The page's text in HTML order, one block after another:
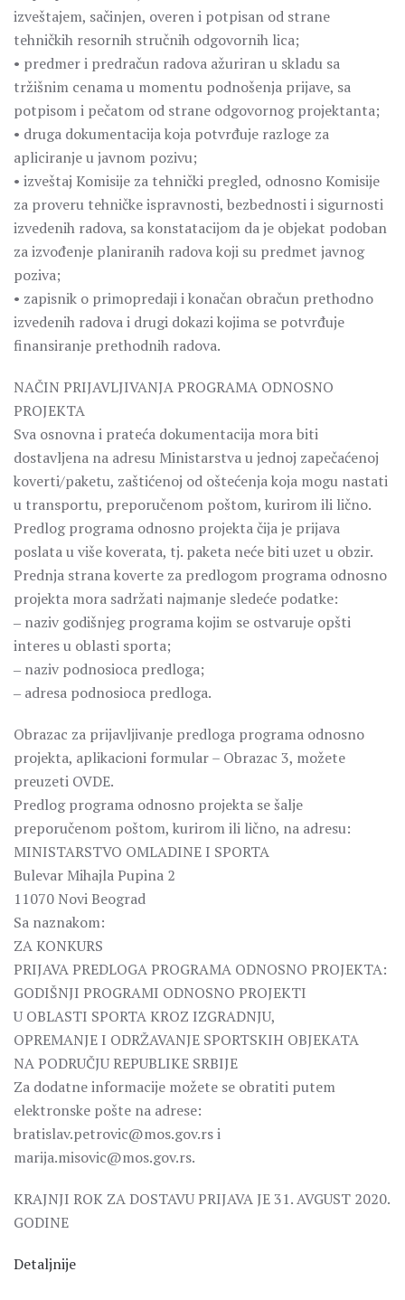
izveštajem, sačinjen, overen i potpisan od strane
tehničkih resornih stručnih odgovornih lica;
• predmer i predračun radova ažuriran u skladu sa
tržišnim cenama u momentu podnošenja prijave, sa
potpisom i pečatom od strane odgovornog projektanta;
• druga dokumentacija koja potvrđuje razloge za
apliciranje u javnom pozivu;
• izveštaj Komisije za tehnički pregled, odnosno Komisije
za proveru tehničke ispravnosti, bezbednosti i sigurnosti
izvedenih radova, sa konstatacijom da je objekat podoban
za izvođenje planiranih radova koji su predmet javnog
poziva;
• zapisnik o primopredaji i konačan obračun prethodno
izvedenih radova i drugi dokazi kojima se potvrđuje
finansiranje prethodnih radova.
NAČIN PRIJAVLJIVANJA PROGRAMA ODNOSNO
PROJEKTA
Sva osnovna i prateća dokumentacija mora biti
dostavljena na adresu Ministarstva u jednoj zapečaćenoj
koverti/paketu, zaštićenoj od oštećenja koja mogu nastati
u transportu, preporučenom poštom, kurirom ili lično.
Predlog programa odnosno projekta čija je prijava
poslata u više koverata, tj. paketa neće biti uzet u obzir.
Prednja strana koverte za predlogom programa odnosno
projekta mora sadržati najmanje sledeće podatke:
‒ naziv godišnjeg programa kojim se ostvaruje opšti
interes u oblasti sporta;
‒ naziv podnosioca predloga;
‒ adresa podnosioca predloga.
Obrazac za prijavljivanje predloga programa odnosno
projekta, aplikacioni formular – Obrazac 3, možete
preuzeti OVDE.
Predlog programa odnosno projekta se šalje
preporučenom poštom, kurirom ili lično, na adresu:
MINISTARSTVO OMLADINE I SPORTA
Bulevar Mihajla Pupina 2
11070 Novi Beograd
Sa naznakom:
ZA KONKURS
PRIJAVA PREDLOGA PROGRAMA ODNOSNO PROJEKTA:
GODIŠNJI PROGRAMI ODNOSNO PROJEKTI
U OBLASTI SPORTA KROZ IZGRADNJU,
OPREMANJE I ODRŽAVANJE SPORTSKIH OBJEKATA
NA PODRUČJU REPUBLIKE SRBIJE
Za dodatne informacije možete se obratiti putem
elektronske pošte na adrese:
bratislav.petrovic@mos.gov.rs i
marija.misovic@mos.gov.rs.
KRAJNJI ROK ZA DOSTAVU PRIJAVA JE 31. AVGUST 2020.
GODINE
Detaljnije